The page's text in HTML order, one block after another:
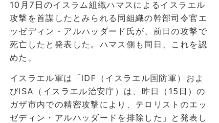
10月7日のイスラム組織ハマスによるイスラエル
攻撃を首謀したとみられる同組織の幹部司令官エ
ッゼディン・アルハッダード氏が、前日の攻撃で
死亡したと発表した。ハマス側も同日、これを認
めた。
イスラエル軍は「IDF（イスラエル国防軍）およ
びISA（イスラエル治安庁）は、昨日（15日）の
ガザ市内での精密攻撃により、テロリストのエッ
ゼディン・アルハッダードを排除した」と発表し